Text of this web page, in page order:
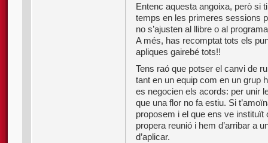
Entenc aquesta angoixa, però si
temps en les primeres sessions
no s’ajusten al llibre o al
A més, has recomptat tots els
apliques gairebé tots!!
Tens raó que potser el canvi de
tant en un equip com en un grup
es negocien els acords: per unir
que una flor no fa estiu. Si
proposem i el que ens ve instituït
propera reunió i hem d’arribar a
d’aplicar.